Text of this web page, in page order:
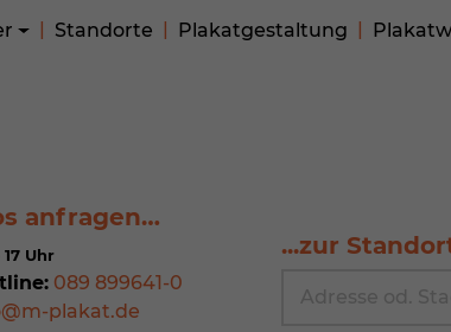
Standorte Plakatgestaltung
...zur
anfragen…
Uhr
089 899641-0
plakat.de